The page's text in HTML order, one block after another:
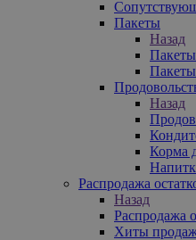
Пакеты
Назад
Пакеты
Пакеты
Назад
Корма
Распродажа
Назад
Распродажа
Хиты